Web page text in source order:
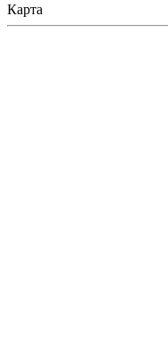
Карта